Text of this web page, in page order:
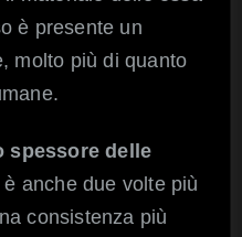
è presente un
molto più di quanto
spessore delle
è anche due volte più
consistenza più